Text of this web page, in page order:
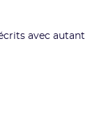
avec autant